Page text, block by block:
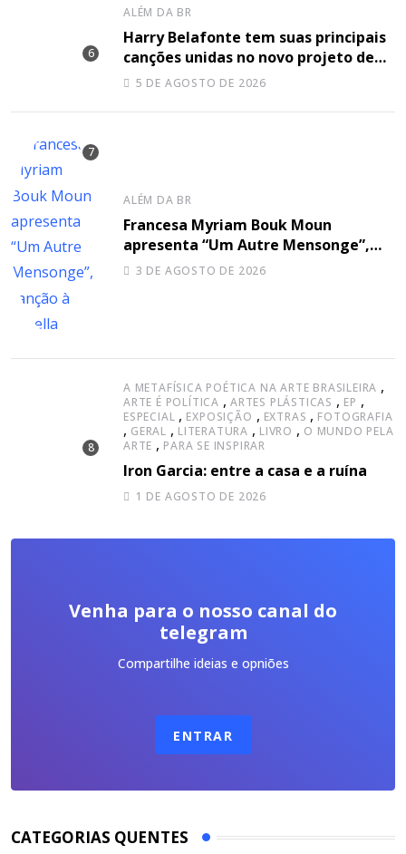
ALÉM DA BR
Harry Belafonte tem suas principais
canções unidas no novo projeto de
Sir5 DE AGOSTO DE 2026
ALÉM DA BR
Francesa Myriam Bouk Moun
apresenta “Um Autre Mensonge”,
canção à capella
3 DE AGOSTO DE 2026
A METAFÍSICA POÉTICA NA ARTE BRASILEIRA ,
ARTE É POLÍTICA , ARTES PLÁSTICAS , EP ,
ESPECIAL , EXPOSIÇÃO , EXTRAS , FOTOGRAFIA
, GERAL , LITERATURA , LIVRO , O MUNDO PELA
ARTE , PARA SE INSPIRAR
Iron Garcia: entre a casa e a ruína
1 DE AGOSTO DE 2026
Venha para o nosso canal do
telegram
Compartilhe ideias e opniões
ENTRAR
CATEGORIAS QUENTES